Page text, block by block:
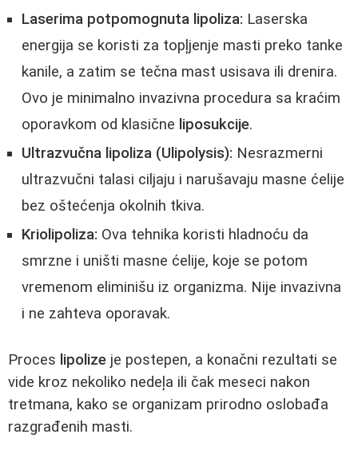
Laserima potpomognuta lipoliza: Laserska
energija se koristi za topļjenje masti preko tanke
kanile, a zatim se tečna mast usisava ili drenira.
Ovo je minimalno invazivna procedura sa kraćim
oporavkom od klasične liposukcije.
Ultrazvučna lipoliza (Ulipolysis): Nesrazmerni
ultrazvučni talasi ciljaju i narušavaju masne ćelije
bez oštećenja okolnih tkiva.
Kriolipoliza: Ova tehnika koristi hladnoću da
smrzne i uništi masne ćelije, koje se potom
vremenom eliminišu iz organizma. Nije invazivna
i ne zahteva oporavak.
Proces lipolize je postepen, a konačni rezultati se
vide kroz nekoliko nedeļa ili čak meseci nakon
tretmana, kako se organizam prirodno oslobađa
razgrađenih masti.